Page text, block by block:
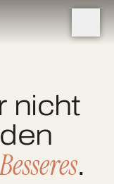
nicht
.